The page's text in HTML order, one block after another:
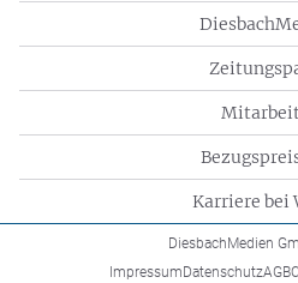
Karriere bei
DiesbachMedien
ImpressumDatenschutzAGB